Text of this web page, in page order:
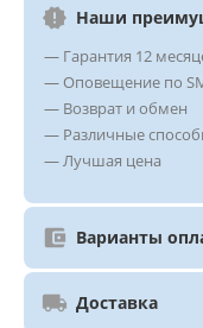
Наши
— Гарантия 12
— Оповещение по
— Возврат и обмен
— Различные
— Лучшая цена
Варианты
Доставка